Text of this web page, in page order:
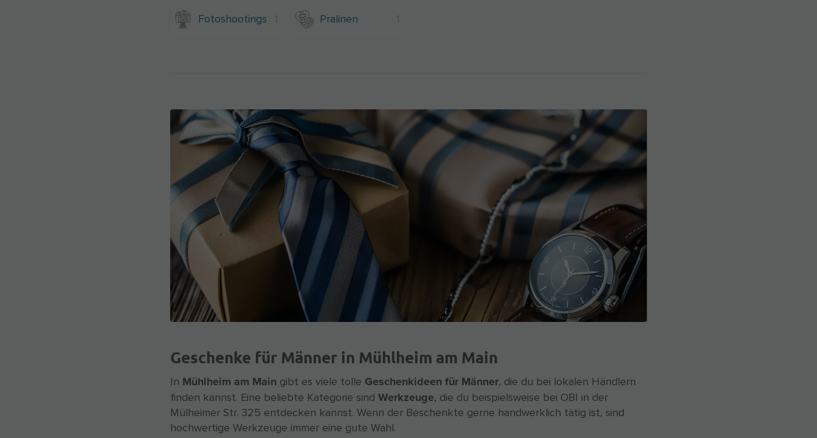
Fotoshootings Pralinen
Geschenke für Männer in Mühlheim am Main
In Mühlheim am Main gibt es viele tolle Geschenkideen für Männer, die du bei lokalen Händlern
finden kannst. Eine beliebte Kategorie sind Werkzeuge, die du beispielsweise bei OBI in der
Mülheimer Str. 325 entdecken kannst. Wenn der Beschenkte gerne handwerklich tätig ist, sind
hochwertige Werkzeuge immer eine gute Wahl.